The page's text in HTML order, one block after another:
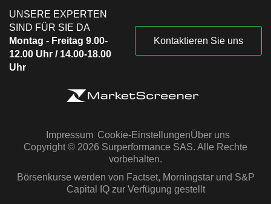
UNSERE EXPERTEN
SIND FÜR SIE DA
Montag - Freitag 9.00-
12.00 Uhr / 14.00-18.00
Uhr
Kontaktieren Sie uns
Impressum Cookie-EinstellungenÜber uns
Copyright © 2026 Surperformance SAS. Alle Rechte
vorbehalten.
Börsenkurse werden von Factset, Morningstar und S&P
Capital IQ zur Verfügung gestellt